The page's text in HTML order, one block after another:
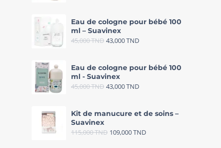
Eau de cologne pour bébé 100
ml – Suavinex
45,000TND 43,000TND
Eau de cologne pour bébé 100
ml - Suavinex
45,000TND 43,000TND
Kit de manucure et de soins –
Suavinex
115,000TND 109,000TND